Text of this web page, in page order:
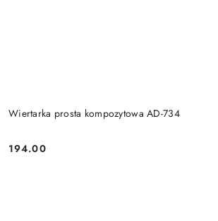
Wiertarka prosta kompozytowa AD-734
Cena:
194.00